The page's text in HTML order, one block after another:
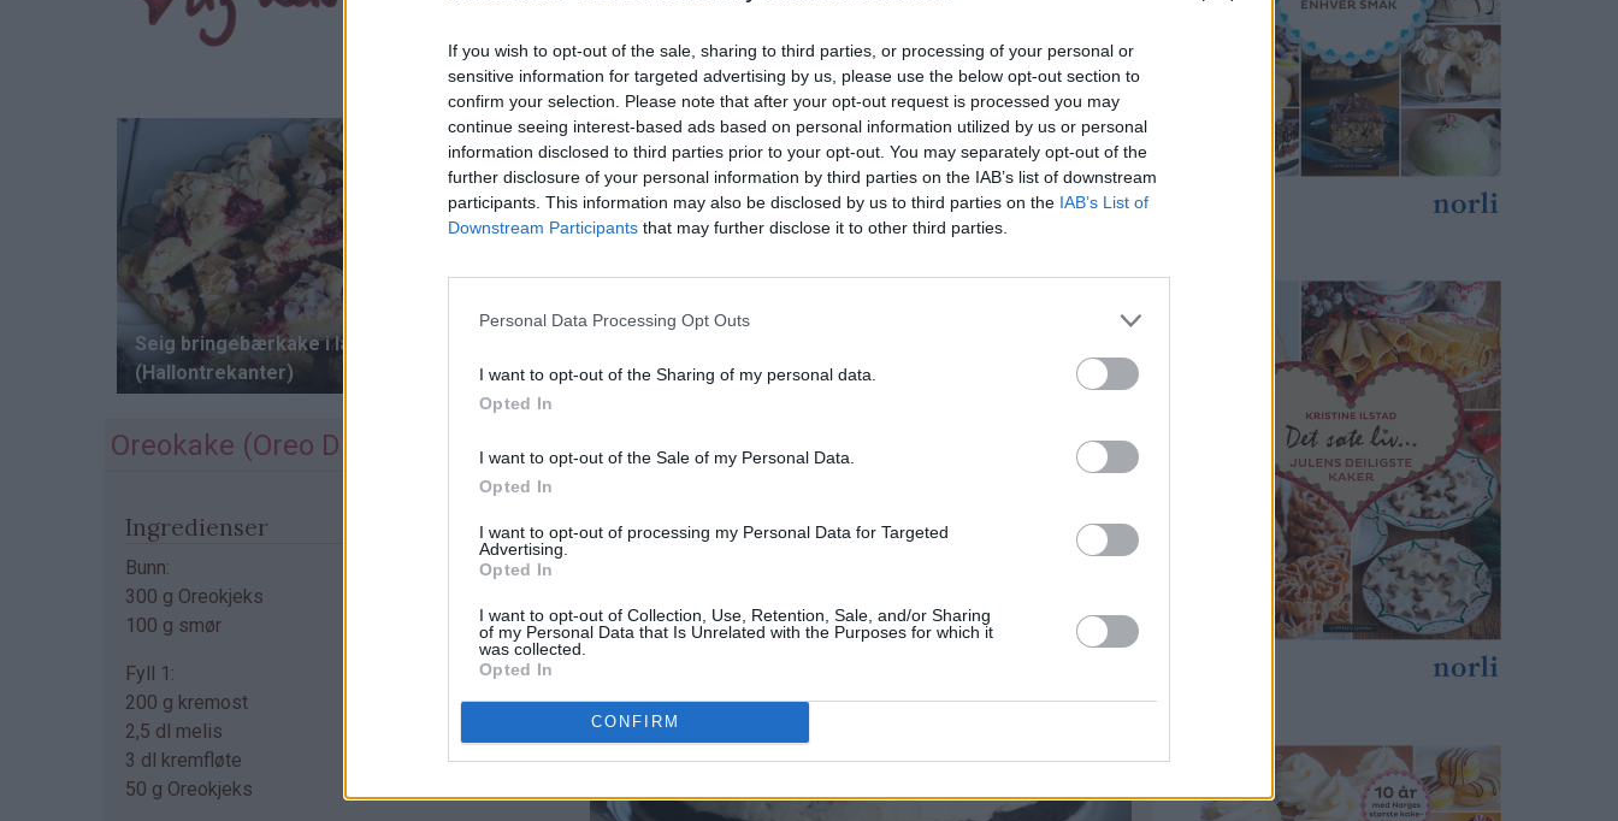
If you wish to opt-out of the sale, sharing to third parties, or processing of your personal or
sensitive information for targeted advertising by us, please use the below opt-out section to
confirm your selection. Please note that after your opt-out request is processed you may
continue seeing interest-based ads based on personal information utilized by us or personal
information disclosed to third parties prior to your opt-out. You may separately opt-out of the
further disclosure of your personal information by third parties on the IAB’s list of downstream
participants. This information may also be disclosed by us to third parties on the IAB’s List of
Downstream Participants that may further disclose it to other third parties.
Personal Data Processing Opt Outs
I want to opt-out of the Sharing of my personal data.
Opted In
I want to opt-out of the Sale of my Personal Data.
Opted In
I want to opt-out of processing my Personal Data for Targeted
Advertising.
Opted In
I want to opt-out of Collection, Use, Retention, Sale, and/or Sharing
of my Personal Data that Is Unrelated with the Purposes for which it
was collected.
Opted In
CONFIRM
print
Oreokake (Oreo Dream Cake)
Ingredienser
Bunn:
300 g Oreokjeks
100 g smør
Fyll 1:
200 g kremost
2,5 dl melis
3 dl kremfløte
50 g Oreokjeks